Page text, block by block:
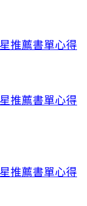
推薦書單心得
推薦書單心得
推薦書單心得